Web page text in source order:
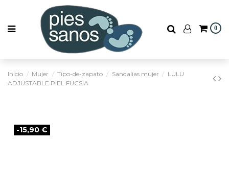
0
Inicio Mujer Tipo-de-zapato Sandalias mujer
LULU
ADJUSTABLE PIEL FUCSIA
-15,90 €